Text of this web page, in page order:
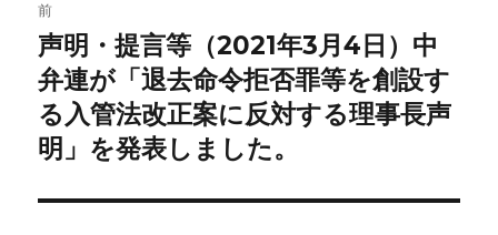
稿
ナ
ビ
前
前
の
投
稿:
声明・提言等（2021年3月4日）中
弁連が「退去命令拒否罪等を創設す
る入管法改正案に反対する理事長声
明」を発表しました。